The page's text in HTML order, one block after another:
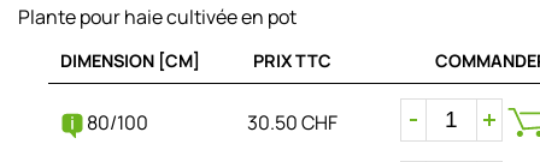
Plante pour haie cultivée en pot
DIMENSION [CM] PRIX TTC
80/100 30.50 CHF